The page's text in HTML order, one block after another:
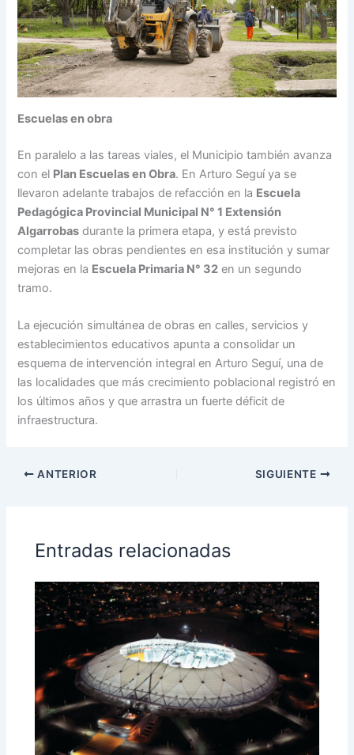
Escuelas en obra
En paralelo a las tareas viales, el Municipio también avanza
con el Plan Escuelas en Obra. En Arturo Seguí ya se
llevaron adelante trabajos de refacción en la Escuela
Pedagógica Provincial Municipal N° 1 Extensión
Algarrobas durante la primera etapa, y está previsto
completar las obras pendientes en esa institución y sumar
mejoras en la Escuela Primaria N° 32 en un segundo
tramo.
La ejecución simultánea de obras en calles, servicios y
establecimientos educativos apunta a consolidar un
esquema de intervención integral en Arturo Seguí, una de
las localidades que más crecimiento poblacional registró en
los últimos años y que arrastra un fuerte déficit de
infraestructura.
ANTERIOR SIGUIENTE
Entradas relacionadas